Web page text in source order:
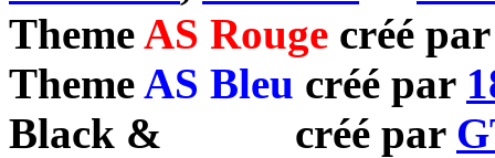
ThemeAS Rouge créé
ThemeAS Bleu créé par
Black & créé par